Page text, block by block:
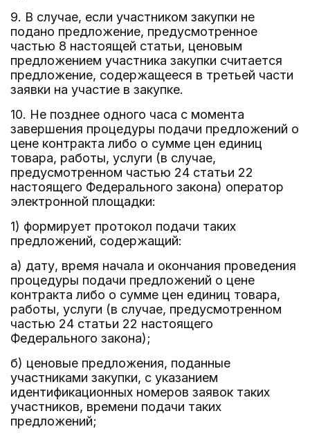
9. В случае, если участником закупки не
подано предложение, предусмотренное
частью 8 настоящей статьи, ценовым
предложением участника закупки считается
предложение, содержащееся в третьей части
заявки на участие в закупке.
10. Не позднее одного часа с момента
завершения процедуры подачи предложений о
цене контракта либо о сумме цен единиц
товара, работы, услуги (в случае,
предусмотренном частью 24 статьи 22
настоящего Федерального закона) оператор
электронной площадки:
1) формирует протокол подачи таких
предложений, содержащий:
а) дату, время начала и окончания проведения
процедуры подачи предложений о цене
контракта либо о сумме цен единиц товара,
работы, услуги (в случае, предусмотренном
частью 24 статьи 22 настоящего
Федерального закона);
б) ценовые предложения, поданные
участниками закупки, с указанием
идентификационных номеров заявок таких
участников, времени подачи таких
предложений;